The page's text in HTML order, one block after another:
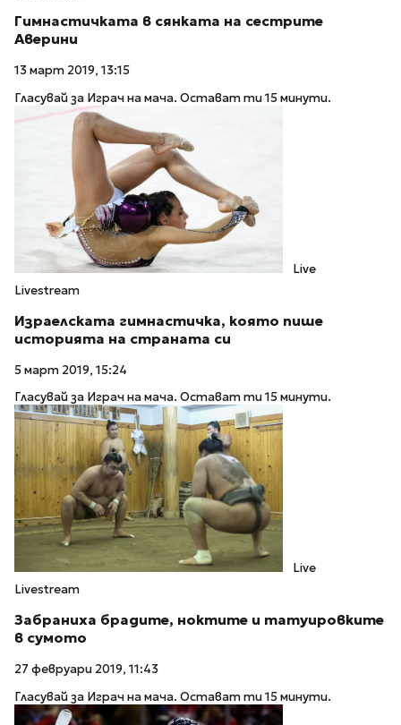
Гимнастичката в сянката на сестрите
Аверини
13 март 2019, 13:15
Гласувай за Играч на мача. Остават ти 15 минути.
Live
Livestream
Израелската гимнастичка, която пише
историята на страната си
5 март 2019, 15:24
Гласувай за Играч на мача. Остават ти 15 минути.
Live
Livestream
Забраниха брадите, ноктите и татуировките
в сумото
27 февруари 2019, 11:43
Гласувай за Играч на мача. Остават ти 15 минути.